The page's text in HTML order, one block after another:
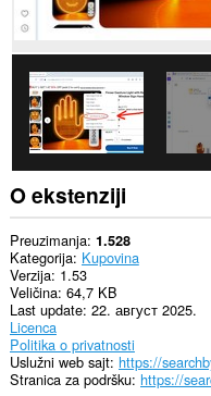
display
them
system
tray.
Ova
ekstenzija
može
pristupati
Vašim
tabovima
i
istoriji
pretraživanja.
O ekstenziji
Preuzimanja 1.528
Kategorija Kupovina
Verzija 1.53
Veličina 64,7 KB
Last update 22. август 2025.
Licenca
Politika o privatnosti
Uslužni web sajt https://
Stranica za podršku https://